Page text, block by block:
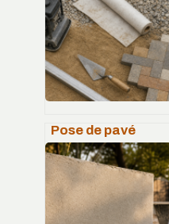
numérique pour
sécuriser votre
entrée
Pose de pavé
autobloquant : 4
cm de sable et 2 %
de pente pour un
sol stable